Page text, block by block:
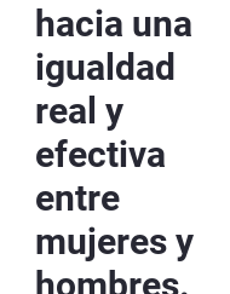
hacia una
igualdad
real y
efectiva
entre
mujeres y
hombres.